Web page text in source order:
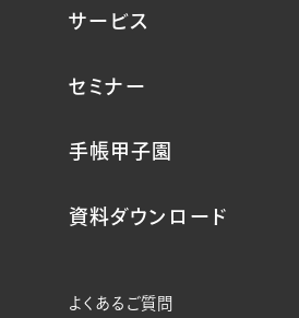
サービス
セミナー
手帳甲子園
資料ダウンロード
よくあるご質問